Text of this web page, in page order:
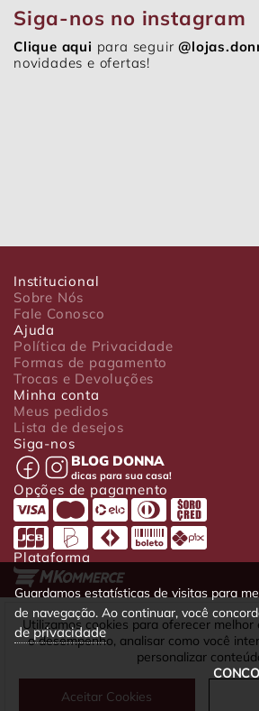
Siga-nos no instagram
Clique aqui para seguir
novidades e ofertas!
Institucional
Sobre Nós
Fale Conosco
Ajuda
Política de Privacidade
Formas de pagamento
Trocas e Devoluções
Minha conta
Meus pedidos
Lista de desejos
Siga-nos
BLOG DONNA
dicas para sua casa!
Opções de pagamento
Plataforma
Luxo Comércio de Presentes Ltda. Av.
80030-001 - Curitiba - PR
CNPJ: 22.245.892/0001-23 - Inscrição
Utilizamos cookies para oferecer melhor
o desempenho, analisar como você
personalizar
Aceitar Cookies
Guardamos estatísticas de visitas para
de navegação. Ao continuar, você
de privacidade